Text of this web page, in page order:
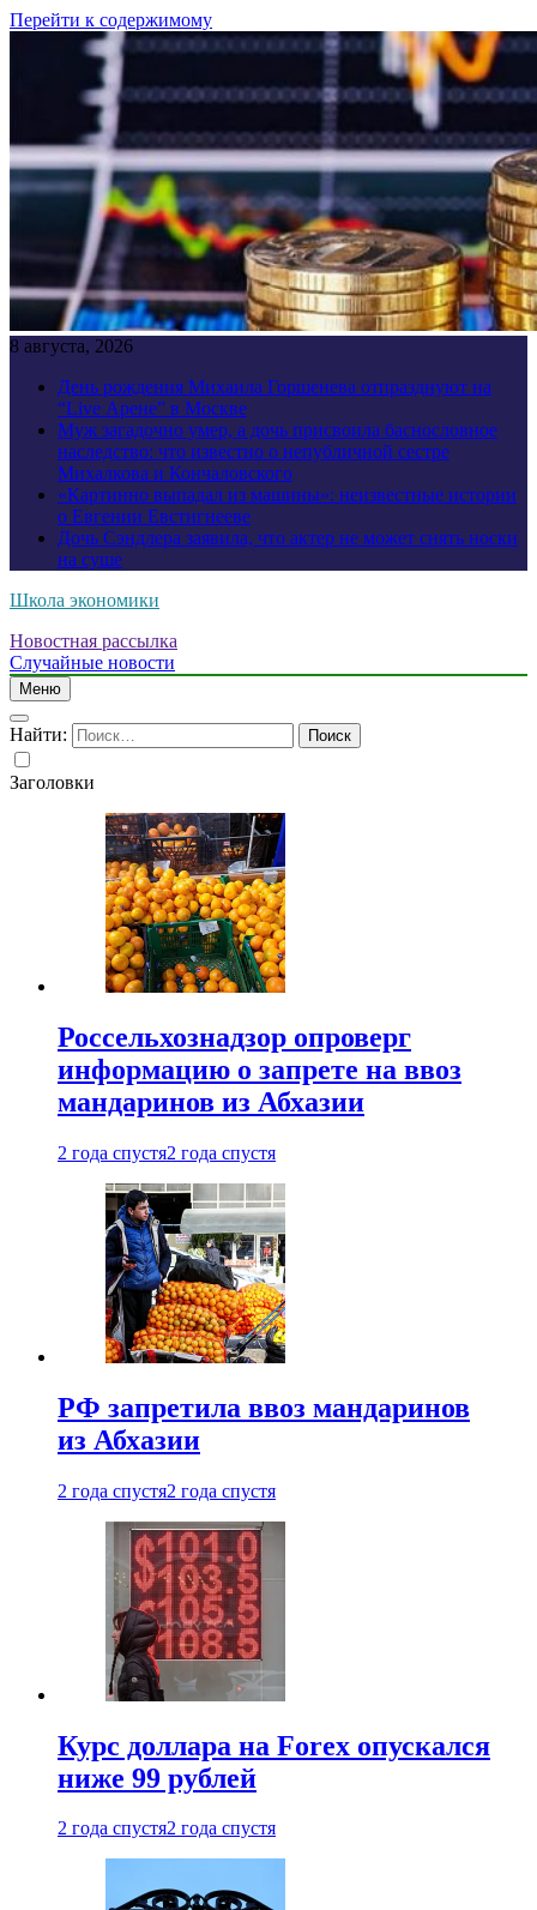
Перейти к содержимому
8 августа, 2026
День рождения Михаила Горшенева отпразднуют на
“Live Арене” в Москве
Муж загадочно умер, а дочь присвоила баснословное
наследство: что известно о непубличной сестре
Михалкова и Кончаловского
«Картинно выпадал из машины»: неизвестные истории
о Евгении Евстигнееве
Дочь Сэндлера заявила, что актер не может снять носки
на суше
Школа экономики
Новостная рассылка
Случайные новости
Меню
Найти:
Заголовки
Россельхознадзор опроверг
информацию о запрете на ввоз
мандаринов из Абхазии
2 года спустя2 года спустя
РФ запретила ввоз мандаринов
из Абхазии
2 года спустя2 года спустя
Курс доллара на Forex опускался
ниже 99 рублей
2 года спустя2 года спустя